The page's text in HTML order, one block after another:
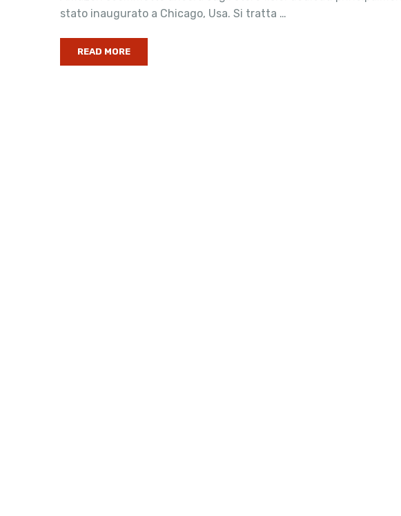
stato inaugurato a Chicago, Usa. Si tratta …
READ MORE